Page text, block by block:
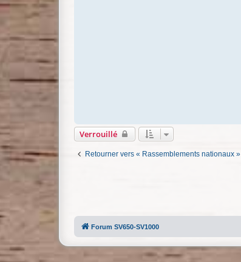
Verrouillé
Retourner vers « Rassemblements nationaux »
Forum SV650-SV1000